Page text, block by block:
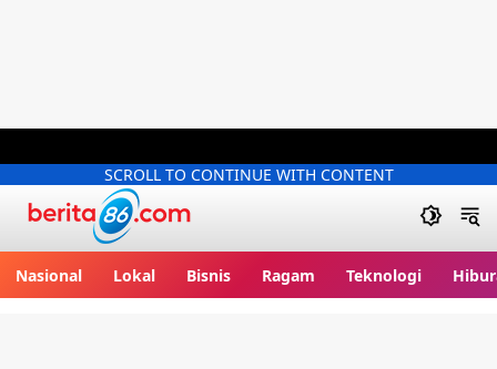
SCROLL TO CONTINUE WITH CONTENT
Nasional Lokal Bisnis Ragam Teknologi